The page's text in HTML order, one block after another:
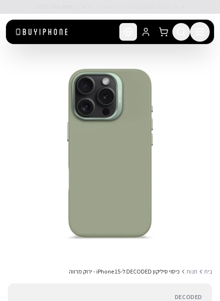
בית חנות כיסוי סיליקון DECODED ל-iPhone 15 - ירוק מרווה
DECODED